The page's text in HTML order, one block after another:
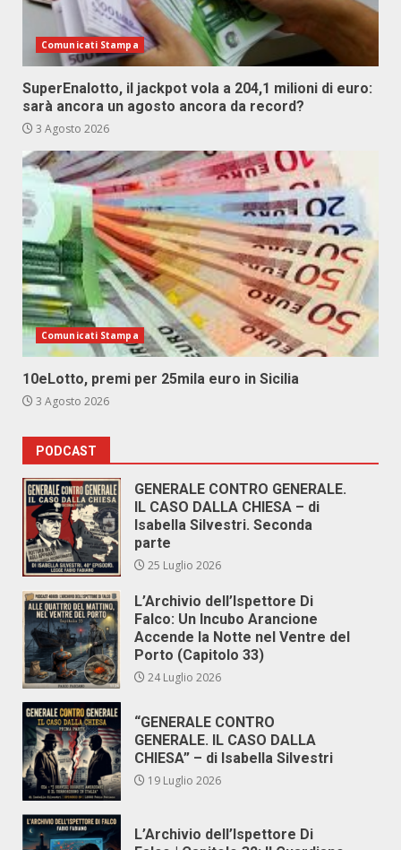
Comunicati Stampa
SuperEnalotto, il jackpot vola a 204,1 milioni di euro:
sarà ancora un agosto ancora da record?
3 Agosto 2026
Comunicati Stampa
10eLotto, premi per 25mila euro in Sicilia
3 Agosto 2026
PODCAST
GENERALE CONTRO GENERALE.
IL CASO DALLA CHIESA – di
Isabella Silvestri. Seconda
parte
25 Luglio 2026
L’Archivio dell’Ispettore Di
Falco: Un Incubo Arancione
Accende la Notte nel Ventre del
Porto (Capitolo 33)
24 Luglio 2026
“GENERALE CONTRO
GENERALE. IL CASO DALLA
CHIESA” – di Isabella Silvestri
19 Luglio 2026
L’Archivio dell’Ispettore Di